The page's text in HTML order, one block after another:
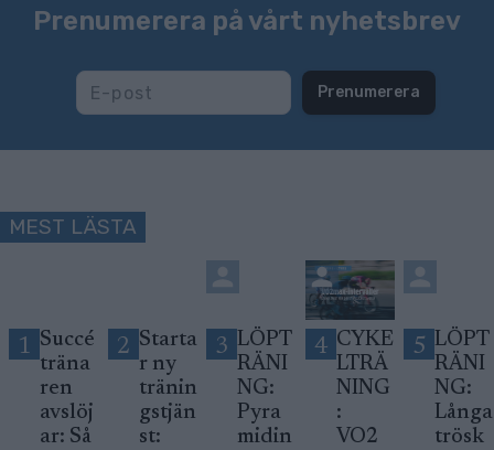
Prenumerera på vårt nyhetsbrev
Prenumerera
MEST LÄSTA
1 Succé
träna
ren
avslöj
ar: Så
2 Starta
r ny
tränin
gstjän
st:
3 LÖPT
RÄNI
NG:
Pyra
midin
4 CYKE
LTRÄ
NING
:
VO2
5 LÖPT
RÄNI
NG:
Långa
trösk